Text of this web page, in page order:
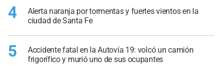
4
Alerta naranja por tormentas y fuertes vientos en la
ciudad de Santa Fe
5
Accidente fatal en la Autovía 19: volcó un camión
frigorífico y murió uno de sus ocupantes